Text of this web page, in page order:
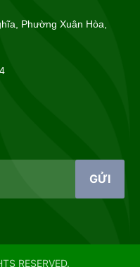
Phường Xuân Hòa,
GỬI
RESERVED.